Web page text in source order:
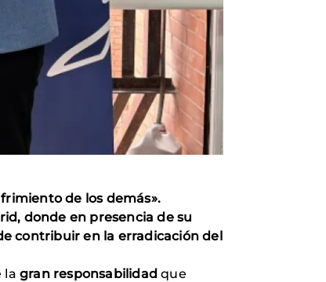
de los demás».
donde en presencia de su
contribuir en la erradicación del
lagran responsabilidad que